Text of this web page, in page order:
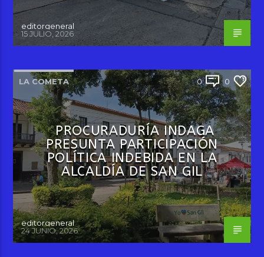
editorgeneral
15 JULIO, 2026
LA COMETA 0 0
PROCURADURÍA INDAGA
PRESUNTA PARTICIPACIÓN
POLÍTICA INDEBIDA EN LA
ALCALDÍA DE SAN GIL
editorgeneral
24 JUNIO, 2026